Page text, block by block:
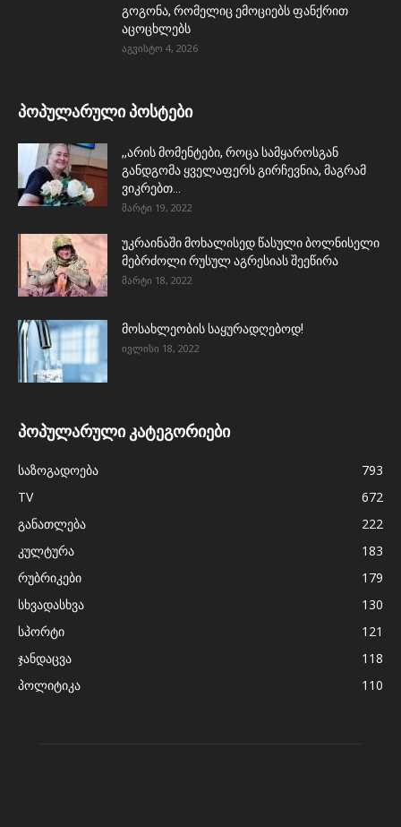
გოგონა, რომელიც ემოციებს ფანქრით
აცოცხლებს
აგვისტო 4, 2026
პოპულარული პოსტები
,,არის მომენტები, როცა სამყაროსგან
განდგომა ყველაფერს გირჩევნია, მაგრამ
ვიკრებთ...
მარტი 19, 2022
უკრაინაში მოხალისედ წასული ბოლნისელი
მებრძოლი რუსულ აგრესიას შეეწირა
მარტი 18, 2022
მოსახლეობის საყურადღებოდ!
ივლისი 18, 2022
პოპულარული კატეგორიები
საზოგადოება
793
TV
672
განათლება
222
კულტურა
183
რუბრიკები
179
სხვადასხვა
130
სპორტი
121
ჯანდაცვა
118
პოლიტიკა
110